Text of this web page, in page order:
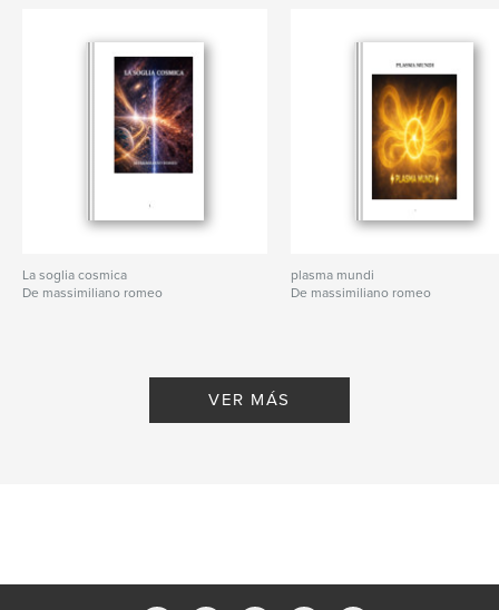
La soglia cosmica
De massimiliano romeo
plasma mundi
De massimiliano romeo
VER MÁS